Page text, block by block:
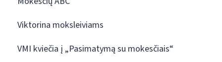
Viktorina moksleiviams
VMI kviečia į „Pasimatymą su mokesčiais“